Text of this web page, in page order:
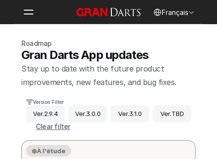
Français
Roadmap
Gran Darts App updates
Stay up to date with the future product
improvements, new features, and bug fixes.
Version Filter
Ver.2.9.4 Ver.3.0.0 Ver.3.1.0 Ver.TBD
Clear filter
À l'étude